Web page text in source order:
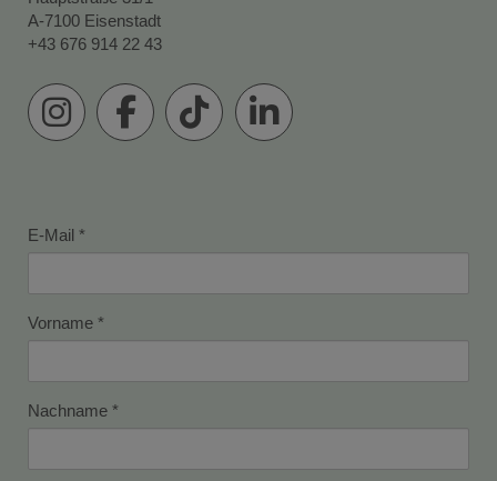
A-7100 Eisenstadt
+43 676 914 22 43
E-Mail
Vorname
Nachname